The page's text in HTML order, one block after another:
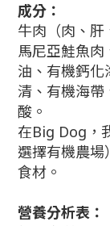
成分：
牛肉（肉、肝
馬尼亞鮭魚
油、有機鈣化
清、有機海帶
酸。
在Big Dog，
選擇有機農場
食材。
營養分析表：